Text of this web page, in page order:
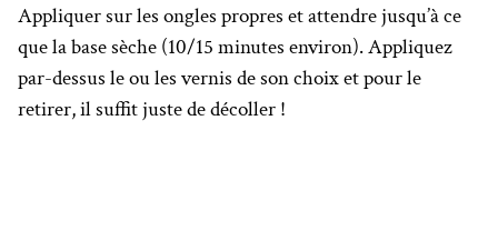
Appliquer sur les ongles propres et attendre jusqu’à ce
que la base sèche (10/15 minutes environ). Appliquez
par-dessus le ou les vernis de son choix et pour le
retirer, il suffit juste de décoller !